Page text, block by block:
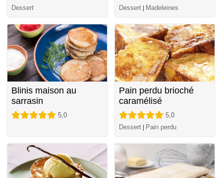
Dessert
Dessert | Madeleines
Blinis maison au
sarrasin
5,0
Pain perdu brioché
caramélisé
5,0
Dessert | Pain perdu